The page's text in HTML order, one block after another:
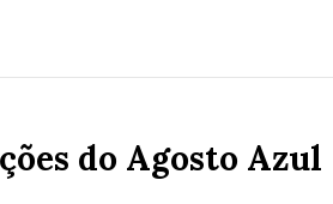
do Agosto Azul